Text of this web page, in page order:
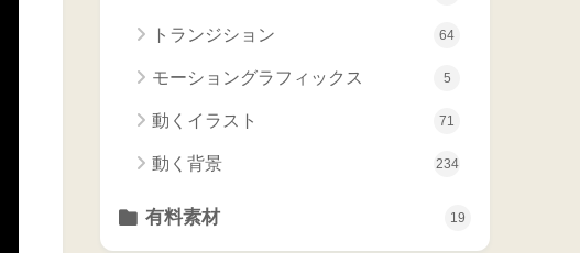
トランジション 64
モーショングラフィックス 5
動くイラスト 71
動く背景 234
有料素材 19